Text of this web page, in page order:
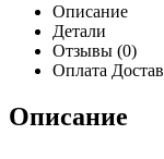
Описание
Детали
Отзывы (0)
Оплата
Описание